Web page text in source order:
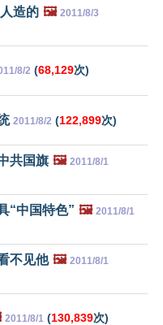
造的 🖼️ 2011/8/3
8/2 (68,129次)
2011/8/2 (122,899次)
共国旗 🖼️ 2011/8/1
“中国特色” 🖼️ 2011/8/1
不见他 🖼️ 2011/8/1
2011/8/1 (130,839次)